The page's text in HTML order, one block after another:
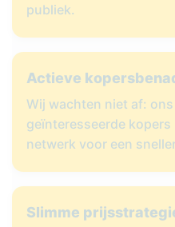
publiek.
Actieve
Wij wachten niet af:
geïnteresseerde
netwerk voor een
Slimme